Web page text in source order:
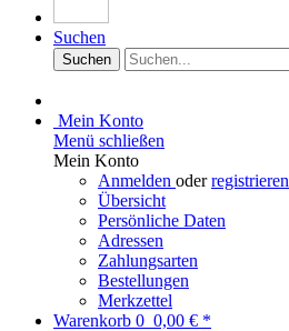
Suchen
Suchen
Mein Konto
Menü schließen
Mein Konto
Anmelden oderregistrieren
Übersicht
Persönliche Daten
Adressen
Zahlungsarten
Bestellungen
Merkzettel
Warenkorb 0 0,00 € *